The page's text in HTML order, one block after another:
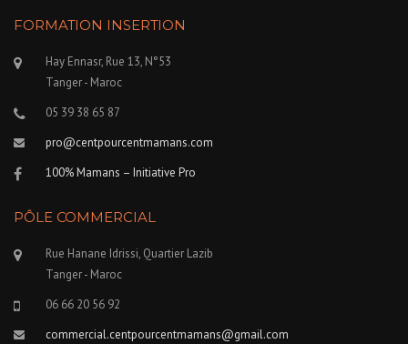
FORMATION INSERTION
Hay Ennasr, Rue 13, N°53
Tanger - Maroc
05 39 38 65 87
pro@centpourcentmamans.com
100% Mamans – Initiative Pro
PÔLE COMMERCIAL
Rue Hanane Idrissi, Quartier Lazib
Tanger - Maroc
06 66 20 56 92
commercial.centpourcentmamans@gmail.com